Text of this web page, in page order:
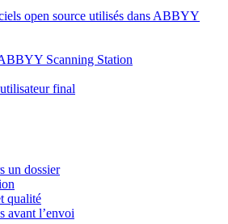
open source utilisés dans ABBYY
Scanning Station
final
un dossier
qualité
avant l’envoi